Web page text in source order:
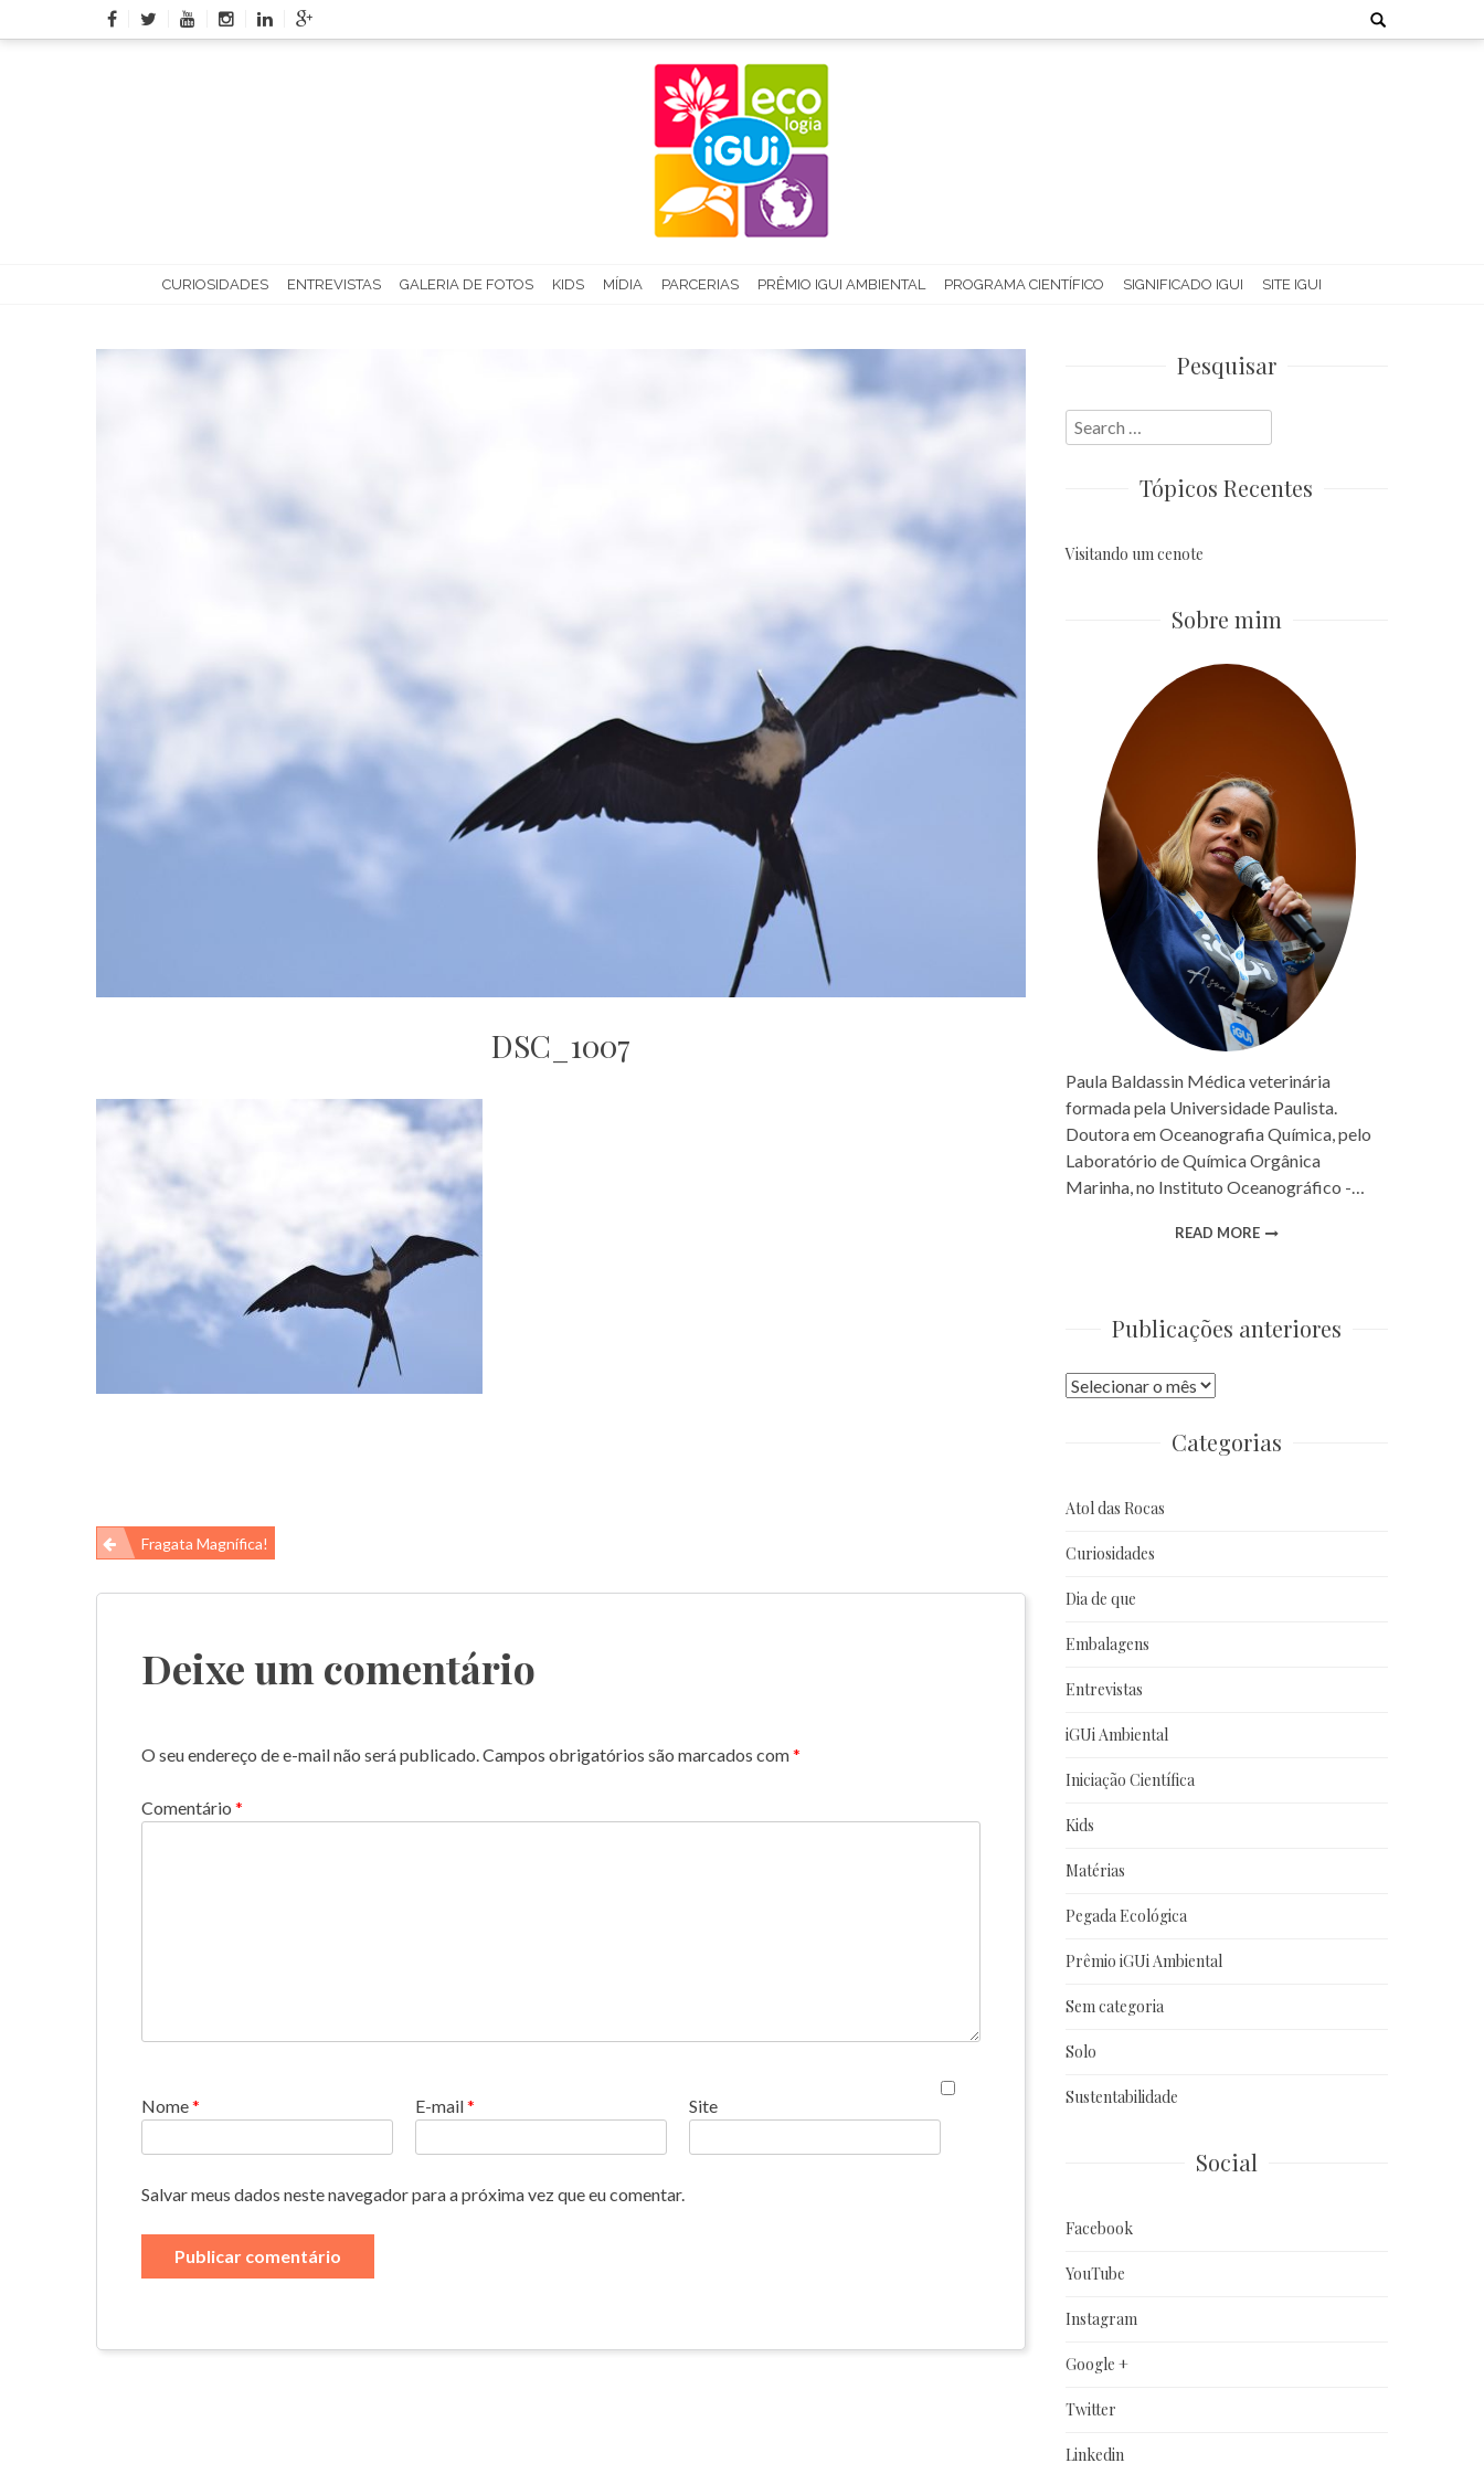
to
Search
for:
CURIOSIDADES ENTREVISTAS GALERIA DE FOTOS KIDS MÍDIA PARCERIAS PRÊMIO IGUI AMBIENTAL PROGRAMA CIENTÍFICO SIGNIFICADO IGUI SITE IGUI
DSC_1007
Navegação
de
Fragata Magnífica!
Deixe um comentário
O seu endereço de e-mail não será publicado.Campos obrigatórios são marcados com*
Comentário *
Nome* E-mail* Site
Salvar meus dados neste navegador para a próxima vez que eu comentar.
Pesquisar
Search
for:
Tópicos Recentes
Visitando um cenote
Sobre mim
Paula Baldassin Médica veterinária
formada pela Universidade Paulista.
Doutora em Oceanografia Química, pelo
Laboratório de Química Orgânica
Marinha, no Instituto Oceanográfico -…
READ MORE
Publicações anteriores
Publicações
Categorias
Atol das Rocas
Curiosidades
Dia de que
Embalagens
Entrevistas
iGUi Ambiental
Iniciação Científica
Kids
Matérias
Pegada Ecológica
Prêmio iGUi Ambiental
Sem categoria
Solo
Sustentabilidade
Social
Facebook
YouTube
Instagram
Google +
Twitter
Linkedin